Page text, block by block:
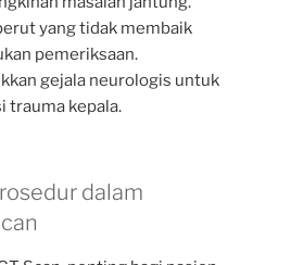
yang tidak membaik
pemeriksaan.
gejala neurologis untuk
trauma kepala.
dalam